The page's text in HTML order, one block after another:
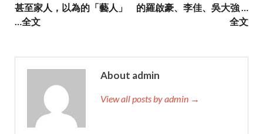
甚至家人，以為的「藝人」
…全文
的羅啟豪、李佳、吳大強 …
全文
About admin
View all posts by admin →